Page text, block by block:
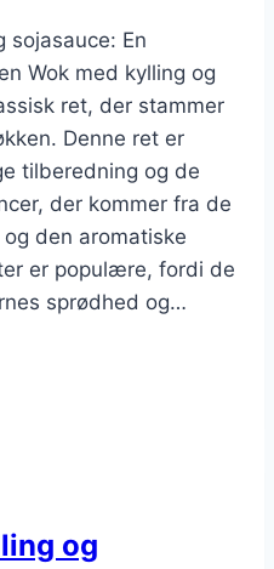
sojasauce: En
Wok med kylling og
ret, der stammer
Denne ret er
tilberedning og de
der kommer fra de
den aromatiske
er populære, fordi de
sprødhed og…
og